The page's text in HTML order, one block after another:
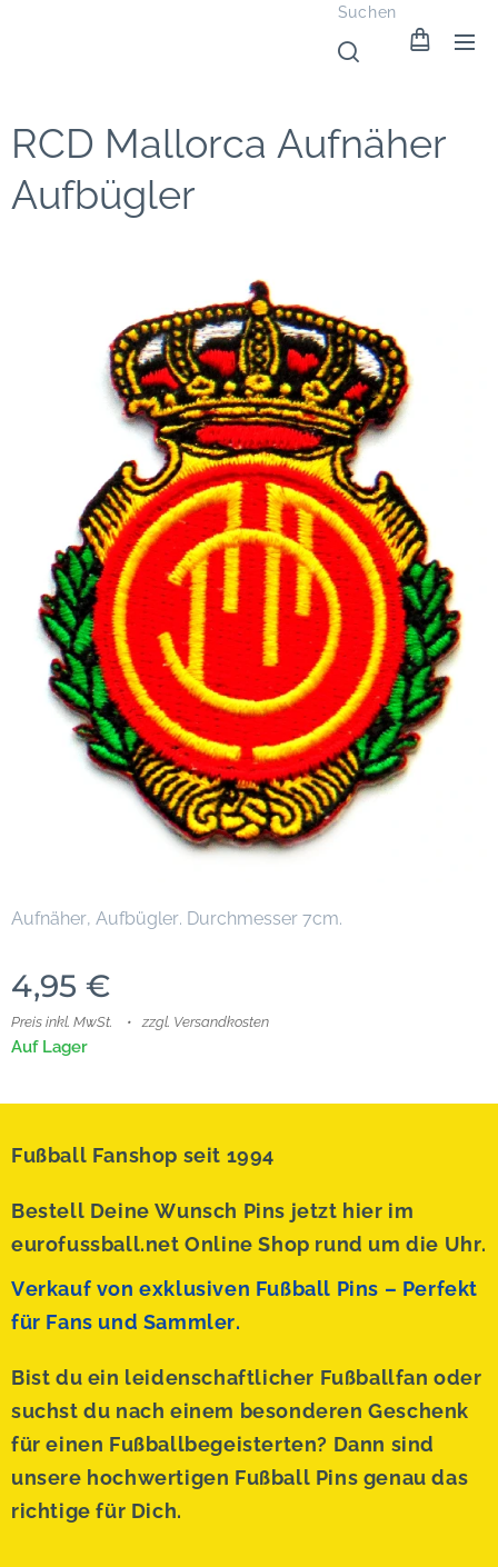
Suchen
RCD Mallorca Aufnäher
Aufbügler
Aufnäher, Aufbügler. Durchmesser 7cm.
4,95 €
Preis inkl. MwSt. zzgl. Versandkosten
Auf Lager
Fußball Fanshop seit 1994
Bestell Deine Wunsch Pins jetzt hier im
eurofussball.net Online Shop rund um die Uhr.
Verkauf von exklusiven Fußball Pins – Perfekt
für Fans und Sammler.
Bist du ein leidenschaftlicher Fußballfan oder
suchst du nach einem besonderen Geschenk
für einen Fußballbegeisterten? Dann sind
unsere hochwertigen Fußball Pins genau das
richtige für Dich.